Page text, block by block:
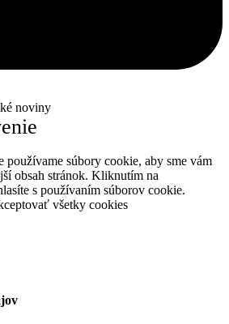
noviny
používame súbory cookie, aby sme vám
obsah stránok. Kliknutím na
s používaním súborov cookie.
všetky cookies